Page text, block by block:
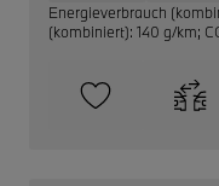
Energieverbrauch
(kombiniert): 140 g/km;